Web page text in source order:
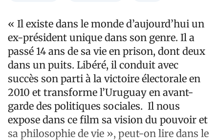
« Il existe dans le monde d’aujourd’hui un
ex-président unique dans son genre. Il a
passé 14 ans de sa vie en prison, dont deux
dans un puits. Libéré, il conduit avec
succès son parti à la victoire électorale en
2010 et transforme l’Uruguay en avant-
garde des politiques sociales. Il nous
expose dans ce film sa vision du pouvoir et
sa philosophie de vie », peut-on lire dans le